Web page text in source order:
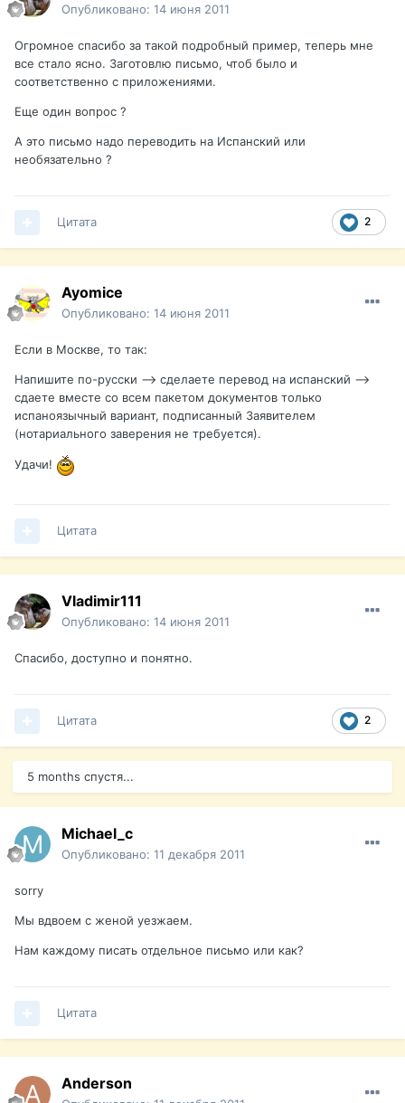
Опубликовано: 14 июня 2011
Огромное спасибо за такой подробный пример, теперь мне
все стало ясно. Заготовлю письмо, чтоб было и
соответственно с приложениями.
Еще один вопрос ?
А это письмо надо переводить на Испанский или
необязательно ?
2
Цитата
Ayomice
Опубликовано: 14 июня 2011
Если в Москве, то так:
Напишите по-русски --> сделаете перевод на испанский -->
сдаете вместе со всем пакетом документов только
испаноязычный вариант, подписанный Заявителем
(нотариального заверения не требуется).
Удачи!
Цитата
Vladimir111
Опубликовано: 14 июня 2011
Спасибо, доступно и понятно.
2
Цитата
5 months спустя...
Michael_c
Опубликовано: 11 декабря 2011
sorry
Мы вдвоем с женой уезжаем.
Нам каждому писать отдельное письмо или как?
Цитата
Anderson